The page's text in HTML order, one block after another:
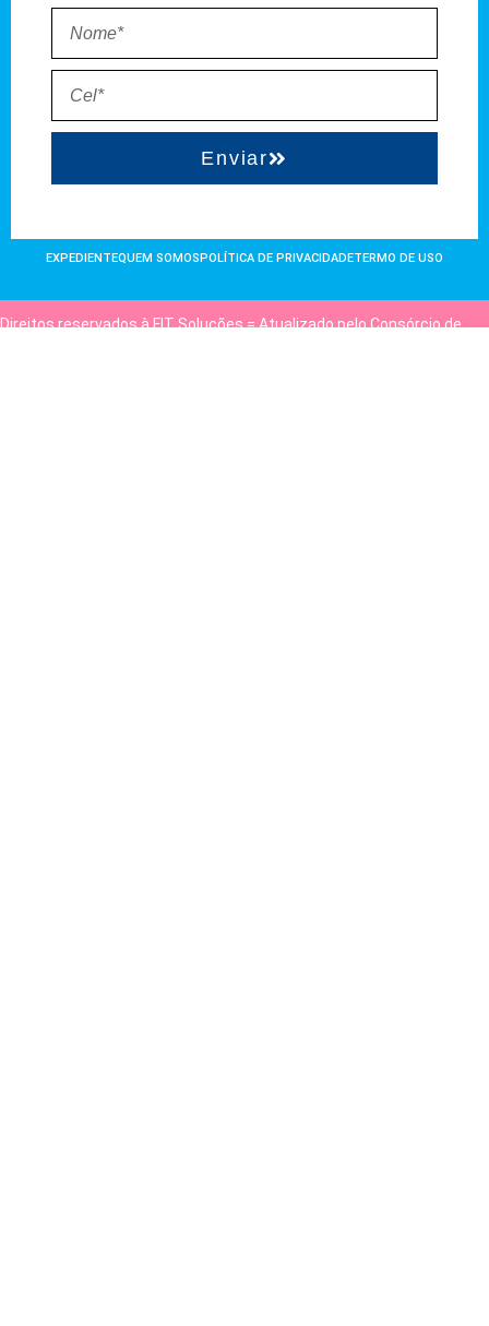
Enviar
EXPEDIENTEQUEM SOMOS POLÍTICA DE PRIVACIDADETERMO DE USO
Direitos reservados à FIT Soluções = Atualizado pelo Consórcio de